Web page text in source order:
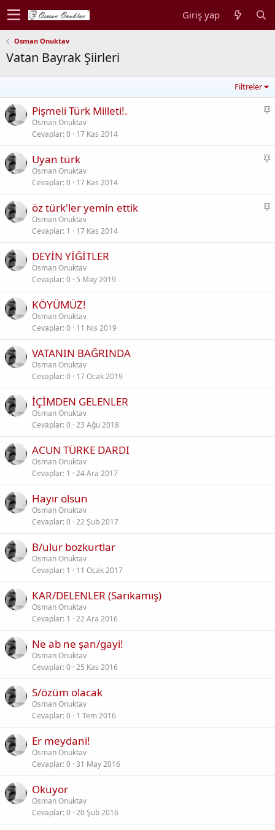
Giriş yap
Osman Onuktav
Vatan Bayrak Şiirleri
Filtreler
S
t
Pişmeli Türk Milleti!.
Osman Onuktav
Cevaplar 0 17 Kas 2014
S
t
Uyan türk
Osman Onuktav
Cevaplar 0 17 Kas 2014
S
öz türk'ler yemin ettik
Osman Onuktav
Cevaplar 1 17 Kas 2014
DEYİN YİĞİTLER
Osman Onuktav
Cevaplar 0 5 May 2019
KÖYÜMÜZ!
Osman Onuktav
Cevaplar 0 11 Nis 2019
VATANIN BAĞRINDA
Osman Onuktav
Cevaplar 0 17 Ocak 2019
İÇİMDEN GELENLER
Osman Onuktav
Cevaplar 0 23 Ağu 2018
ACUN TÜRKE DARDI
Osman Onuktav
Cevaplar 1 24 Ara 2017
Hayır olsun
Osman Onuktav
Cevaplar 0 22 Şub 2017
B/ulur bozkurtlar
Osman Onuktav
Cevaplar 1 11 Ocak 2017
KAR/DELENLER (Sarıkamış)
Osman Onuktav
Cevaplar 1 22 Ara 2016
Ne ab ne şan/gayi!
Osman Onuktav
Cevaplar 0 25 Kas 2016
S/özüm olacak
Osman Onuktav
Cevaplar 0 1 Tem 2016
Er meydani!
Osman Onuktav
Cevaplar 0 31 May 2016
Okuyor
Osman Onuktav
Cevaplar 0 20 Şub 2016